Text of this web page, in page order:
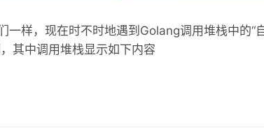
一样，现在时不时地遇到Golang调用堆栈中的“
其中调用堆栈显示如下内容